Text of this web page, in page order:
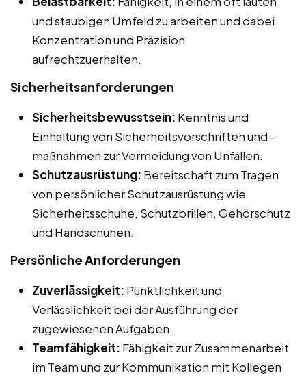
und staubigen Umfeld zu arbeiten und dabei
Konzentration und Präzision
aufrechtzuerhalten.
Sicherheitsanforderungen
Sicherheitsbewusstsein: Kenntnis und
Einhaltung von Sicherheitsvorschriften und -
maßnahmen zur Vermeidung von Unfällen.
Schutzausrüstung: Bereitschaft zum Tragen
von persönlicher Schutzausrüstung wie
Sicherheitsschuhe, Schutzbrillen, Gehörschutz
und Handschuhen.
Persönliche Anforderungen
Zuverlässigkeit: Pünktlichkeit und
Verlässlichkeit bei der Ausführung der
zugewiesenen Aufgaben.
Teamfähigkeit: Fähigkeit zur Zusammenarbeit
im Team und zur Kommunikation mit Kollegen